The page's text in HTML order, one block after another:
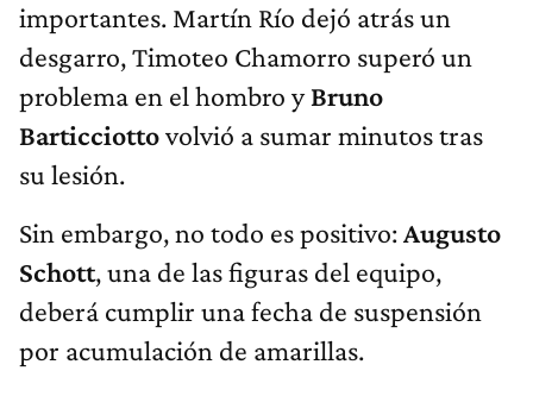
importantes. Martín Río dejó atrás un
desgarro, Timoteo Chamorro superó un
problema en el hombro yBruno
Barticciottovolvió a sumar minutos tras
su lesión.
Sin embargo, no todo es positivo:Augusto
Schott, una de las figuras del equipo,
deberá cumplir una fecha de suspensión
por acumulación de amarillas.